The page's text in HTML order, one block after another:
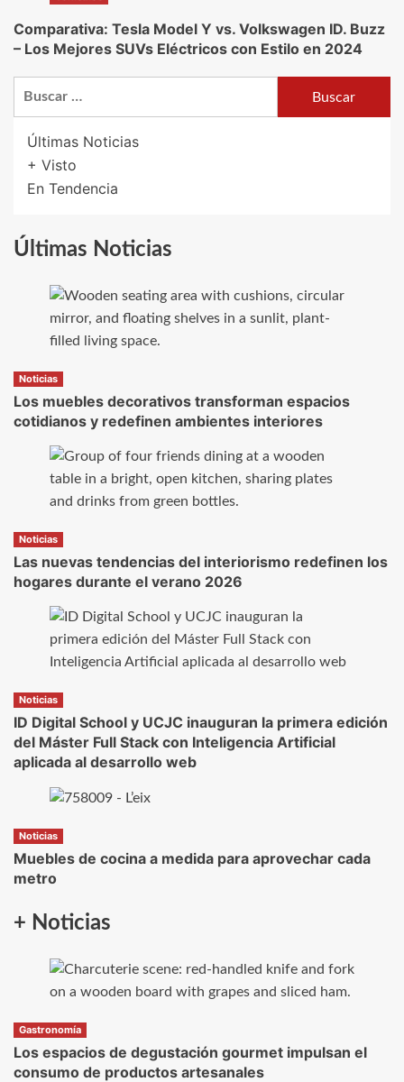
Comparativa: Tesla Model Y vs. Volkswagen ID. Buzz
– Los Mejores SUVs Eléctricos con Estilo en 2024
Últimas Noticias
+ Visto
En Tendencia
Últimas Noticias
Noticias
Los muebles decorativos transforman espacios
cotidianos y redefinen ambientes interiores
Noticias
Las nuevas tendencias del interiorismo redefinen los
hogares durante el verano 2026
Noticias
ID Digital School y UCJC inauguran la primera edición
del Máster Full Stack con Inteligencia Artificial
aplicada al desarrollo web
Noticias
Muebles de cocina a medida para aprovechar cada
metro
+ Noticias
Gastronomía
Los espacios de degustación gourmet impulsan el
consumo de productos artesanales